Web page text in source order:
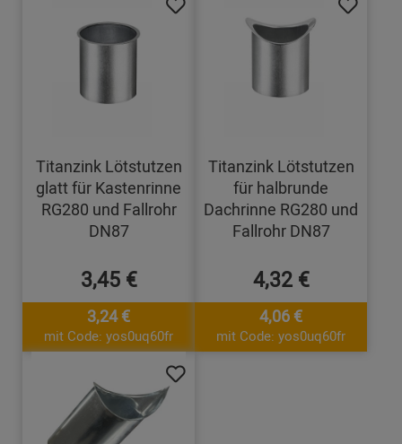
Titanzink Lötstutzen
glatt für Kastenrinne
RG280 und Fallrohr
DN87
3,45 €
3,24 €
mit Code: yos0uq60fr
Titanzink Lötstutzen
für halbrunde
Dachrinne RG280 und
Fallrohr DN87
4,32 €
4,06 €
mit Code: yos0uq60fr